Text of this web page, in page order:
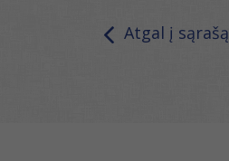
Atgal į sąrašą